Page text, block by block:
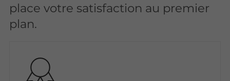
place votre satisfaction au premier
plan.